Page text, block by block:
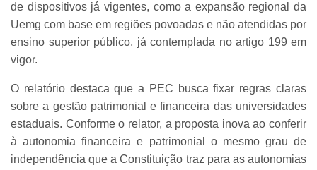
de dispositivos já vigentes, como a expansão regional da
Uemg com base em regiões povoadas e não atendidas por
ensino superior público, já contemplada no artigo 199 em
vigor.
O relatório destaca que a PEC busca fixar regras claras
sobre a gestão patrimonial e financeira das universidades
estaduais. Conforme o relator, a proposta inova ao conferir
à autonomia financeira e patrimonial o mesmo grau de
independência que a Constituição traz para as autonomias